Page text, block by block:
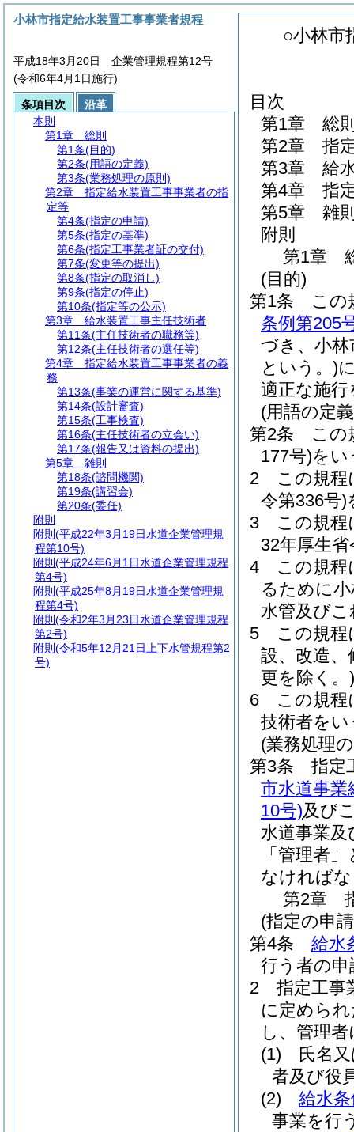
○小林市
目次
第1章
総
第2章
指
第3章
給
第4章
指
第5章
雑
附則
第1章
(目的)
第1条
この
条例第205
づき、小林
という。)
適正な施
(用語の定
第2条
この
177号)をい
2
この規程
令第336号)
3
この規程
32年厚生
4
この規程
るために
水管及び
5
この規程
設、改造、
更を除く。)
6
この規程
技術者をい
(業務処理
第3条
指定
市水道事業
10号)及び
水道事業及
「管理者
なければ
第2章
(指定の申
第4条
給水
行う者の
2
指定工事
に定めら
し、管理
(1)
氏名
者及び役
(2)
給水
事業を行
小林市指定給水装置工事事業者規程
平成18年3月20日 企業管理規程第12号
(令和6年4月1日施行)
条項目次
沿革
本則
第1章
総則
第1条(目的)
第2条(用語の定義)
第3条(業務処理の原則)
第2章
指定給水装置工事事業者の指
定等
第4条(指定の申請)
第5条(指定の基準)
第6条(指定工事業者証の交付)
第7条(変更等の提出)
第8条(指定の取消し)
第9条(指定の停止)
第10条(指定等の公示)
第3章
給水装置工事主任技術者
第11条(主任技術者の職務等)
第12条(主任技術者の選任等)
第4章
指定給水装置工事事業者の義
務
第13条(事業の運営に関する基準)
第14条(設計審査)
第15条(工事検査)
第16条(主任技術者の立会い)
第17条(報告又は資料の提出)
第5章
雑則
第18条(諮問機関)
第19条(講習会)
第20条(委任)
附則
附則 (平成22年3月19日水道企業管理規
程第10号)
附則 (平成24年6月1日水道企業管理規程
第4号)
附則 (平成25年8月19日水道企業管理規
程第4号)
附則 (令和2年3月23日水道企業管理規程
第2号)
附則 (令和5年12月21日上下水管規程第2
号)